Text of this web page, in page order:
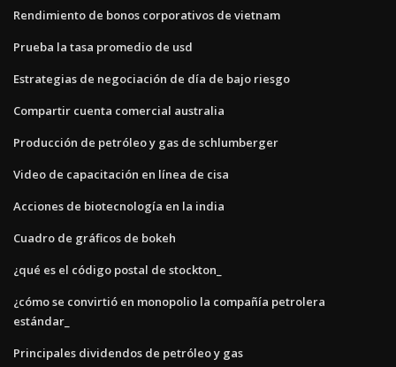
Rendimiento de bonos corporativos de vietnam
Prueba la tasa promedio de usd
Estrategias de negociación de día de bajo riesgo
Compartir cuenta comercial australia
Producción de petróleo y gas de schlumberger
Video de capacitación en línea de cisa
Acciones de biotecnología en la india
Cuadro de gráficos de bokeh
¿qué es el código postal de stockton_
¿cómo se convirtió en monopolio la compañía petrolera
estándar_
Principales dividendos de petróleo y gas